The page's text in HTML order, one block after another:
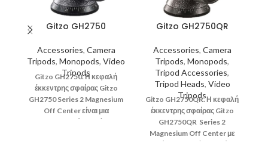
Gitzo GH2750
Accessories, Camera
Tripods, Monopods, Video
Tripods
Gitzo GH2750. Η κεφαλή
έκκεντρης σφαίρας Gitzo
GH2750 Series 2 Magnesium
Off Center είναι μια
Gitzo GH2750QR
Accessories, Camera
Tripods, Monopods,
Tripod Accessories,
Tripod Heads, Video
Tripods
Gitzo GH2750QR. Η κεφαλή
έκκεντρης σφαίρας Gitzo
GH2750QR Series 2
Magnesium Off Center με